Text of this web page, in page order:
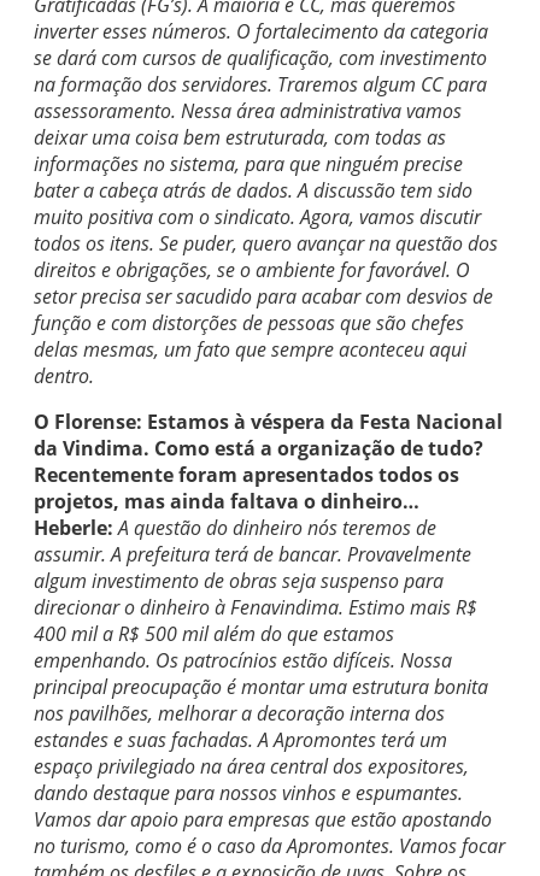
inverter esses números. O fortalecimento da categoria
se dará com cursos de qualificação, com investimento
na formação dos servidores. Traremos algum CC para
assessoramento. Nessa área administrativa vamos
deixar uma coisa bem estruturada, com todas as
informações no sistema, para que ninguém precise
bater a cabeça atrás de dados. A discussão tem sido
muito positiva com o sindicato. Agora, vamos discutir
todos os itens. Se puder, quero avançar na questão dos
direitos e obrigações, se o ambiente for favorável. O
setor precisa ser sacudido para acabar com desvios de
função e com distorções de pessoas que são chefes
delas mesmas, um fato que sempre aconteceu aqui
dentro.
O Florense: Estamos à véspera da Festa Nacional
da Vindima. Como está a organização de tudo?
Recentemente foram apresentados todos os
projetos, mas ainda faltava o dinheiro…
Heberle: A questão do dinheiro nós teremos de
assumir. A prefeitura terá de bancar. Provavelmente
algum investimento de obras seja suspenso para
direcionar o dinheiro à Fenavindima. Estimo mais R$
400 mil a R$ 500 mil além do que estamos
empenhando. Os patrocínios estão difíceis. Nossa
principal preocupação é montar uma estrutura bonita
nos pavilhões, melhorar a decoração interna dos
estandes e suas fachadas. A Apromontes terá um
espaço privilegiado na área central dos expositores,
dando destaque para nossos vinhos e espumantes.
Vamos dar apoio para empresas que estão apostando
no turismo, como é o caso da Apromontes. Vamos focar